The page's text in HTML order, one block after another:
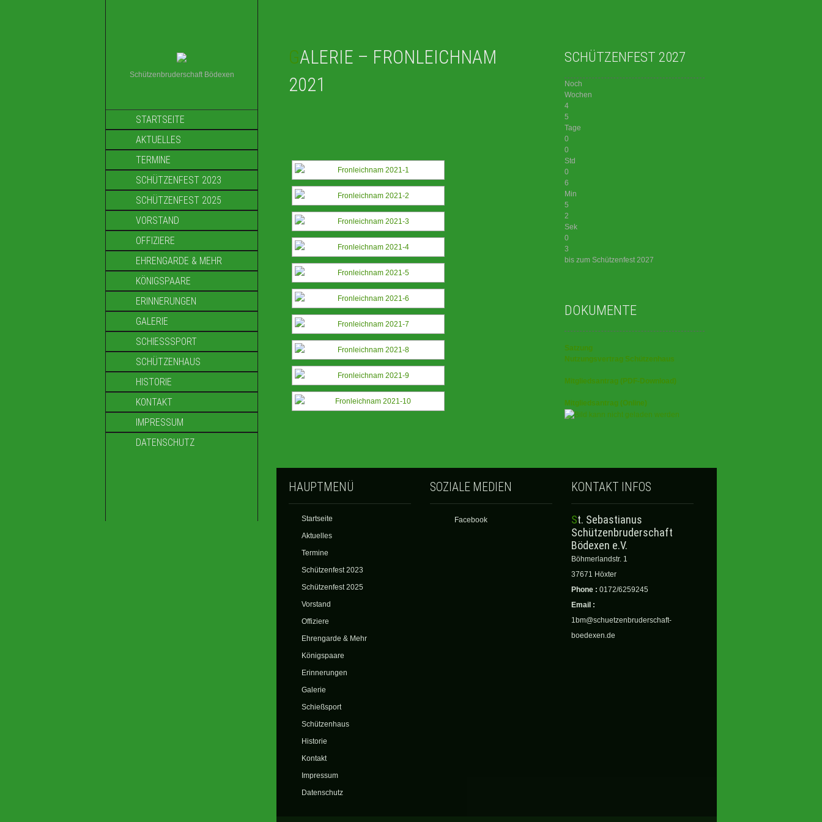
Schützenbruderschaft Bödexen
STARTSEITE
AKTUELLES
TERMINE
SCHÜTZENFEST 2023
SCHÜTZENFEST 2025
VORSTAND
OFFIZIERE
EHRENGARDE & MEHR
KÖNIGSPAARE
ERINNERUNGEN
GALERIE
SCHIESSSPORT
SCHÜTZENHAUS
HISTORIE
KONTAKT
IMPRESSUM
DATENSCHUTZ
GALERIE – FRONLEICHNAM
2021
SCHÜTZENFEST 2027
Noch
Wochen
4
5
Tage
0
0
Std
0
6
Min
5
2
Sek
0
3
bis zum Schützenfest 2027
DOKUMENTE
Satzung
Nutzungsvertrag Schützenhaus
Mitgliedsantrag (PDF-Download)
Mitgliedsantrag (Online)
HAUPTMENÜ
Startseite
Aktuelles
Termine
Schützenfest 2023
Schützenfest 2025
Vorstand
Offiziere
Ehrengarde & Mehr
Königspaare
Erinnerungen
Galerie
Schießsport
Schützenhaus
Historie
Kontakt
Impressum
Datenschutz
SOZIALE MEDIEN
Facebook
KONTAKT INFOS
St. Sebastianus
Schützenbruderschaft
Bödexen e.V.
Böhmerlandstr. 1
37671 Höxter
Phone : 0172/6259245
Email :
1bm@schuetzenbruderschaft-
boedexen.de